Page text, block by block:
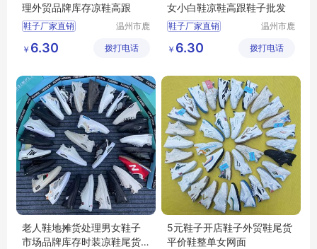
理外贸品牌库存凉鞋高跟
鞋子厂家直销
地摊鞋子批发
底价鞋批发
温州市鹿
步鞋行
￥ 6.30 拨打电话
女小白鞋凉鞋高跟鞋子批发
鞋子厂家直销
地摊鞋子批发
底价鞋批发
温州市鹿
步鞋行
￥ 6.30 拨打电话
老人鞋地摊货处理男女鞋子
市场品牌库存时装凉鞋尾货
5元鞋子开店鞋子外贸鞋尾货
平价鞋整单女网面